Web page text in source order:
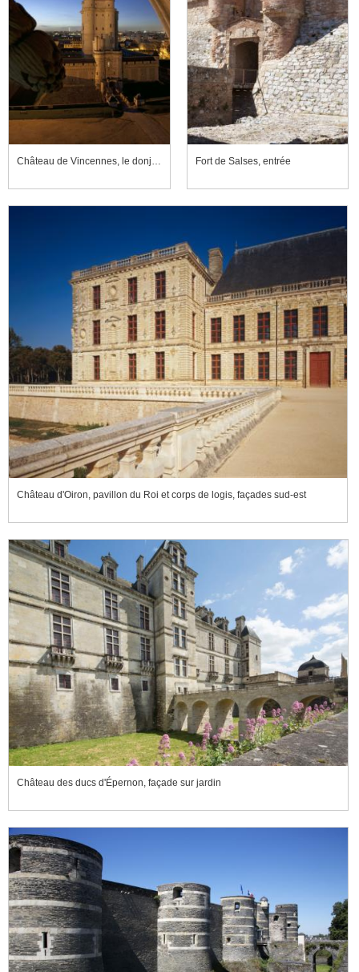
Château de Vincennes, le donjon au crépuscule vu depuis la Sainte-Chapelle Fort de Salses, entrée
Château d'Oiron, pavillon du Roi et corps de logis, façades sud-est
Château des ducs d'Épernon, façade sur jardin